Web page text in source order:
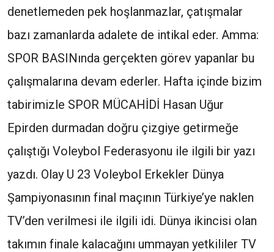
denetlemeden pek hoşlanmazlar, çatışmalar
bazı zamanlarda adalete de intikal eder. Amma:
SPOR BASINında gerçekten görev yapanlar bu
çalışmalarına devam ederler. Hafta içinde bizim
tabirimizle SPOR MÜCAHİDİ Hasan Uğur
Epirden durmadan doğru çizgiye getirmeğe
çalıştığı Voleybol Federasyonu ile ilgili bir yazı
yazdı. Olay U 23 Voleybol Erkekler Dünya
Şampiyonasının final maçının Türkiye’ye naklen
TV’den verilmesi ile ilgili idi. Dünya ikincisi olan
takımın finale kalacağını ummayan yetkililer TV